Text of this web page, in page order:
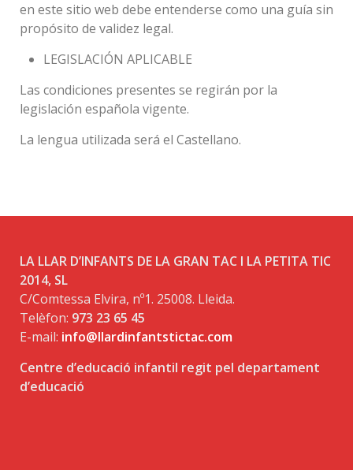
en este sitio web debe entenderse como una guía sin
propósito de validez legal.
LEGISLACIÓN APLICABLE
Las condiciones presentes se regirán por la
legislación española vigente.
La lengua utilizada será el Castellano.
LA LLAR D’INFANTS DE LA GRAN TAC I LA PETITA TIC
2014, SL
C/Comtessa Elvira, nº1. 25008. Lleida.
Telèfon: 973 23 65 45
E-mail: info@llardinfantstictac.com
Centre d’educació infantil regit pel departament
d’educació